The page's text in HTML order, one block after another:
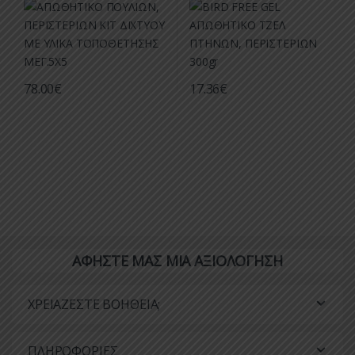
78.00€ 17.36€
ΑΦΗΣΤΕ ΜΑΣ ΜΙΑ ΑΞΙΟΛΟΓΗΣΗ
ΧΡΕΙΑΖΕΣΤΕ ΒΟΗΘΕΙΑ;
ΠΛΗΡΟΦΟΡΙΕΣ